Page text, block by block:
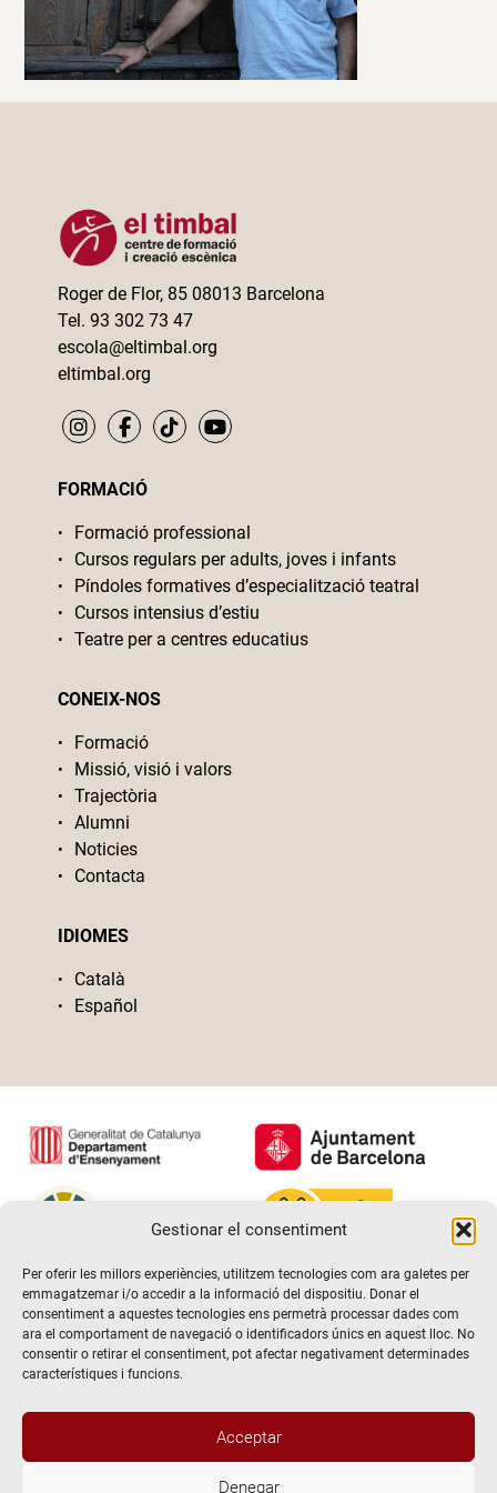
Gestionar el consentiment
Per oferir les millors experiències, utilitzem tecnologies com ara galetes per
emmagatzemar i/o accedir a la informació del dispositiu. Donar el
consentiment a aquestes tecnologies ens permetrà processar dades com
ara el comportament de navegació o identificadors únics en aquest lloc. No
consentir o retirar el consentiment, pot afectar negativament determinades
característiques i funcions.
Acceptar
Denegar
Roger de Flor, 85 08013 Barcelona
Tel. 93 302 73 47
escola@eltimbal.org
eltimbal.org
FORMACIÓ
Formació professional
Cursos regulars per adults, joves i infants
Píndoles formatives d’especialització teatral
Cursos intensius d’estiu
Teatre per a centres educatius
CONEIX-NOS
Formació
Missió, visió i valors
Trajectòria
Alumni
Noticies
Contacta
IDIOMES
Català
Español